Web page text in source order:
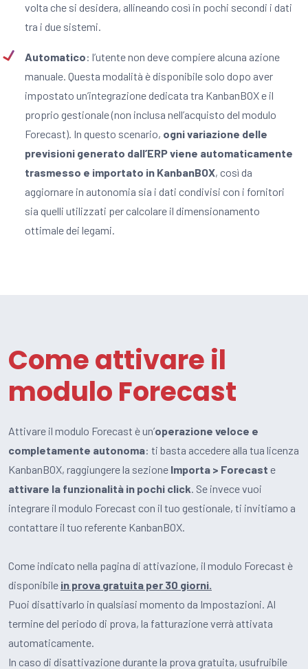
volta che si desidera, allineando così in pochi secondi i dati
tra i due sistemi.
Automatico: l’utente non deve compiere alcuna azione
manuale. Questa modalità è disponibile solo dopo aver
impostato un’integrazione dedicata tra KanbanBOX e il
proprio gestionale (non inclusa nell’acquisto del modulo
Forecast). In questo scenario, ogni variazione delle
previsioni generato dall’ERP viene automaticamente
trasmesso e importato in KanbanBOX, così da
aggiornare in autonomia sia i dati condivisi con i fornitori
sia quelli utilizzati per calcolare il dimensionamento
ottimale dei legami.
Come attivare il
modulo Forecast
Attivare il modulo Forecast è un’operazione veloce e
completamente autonoma: ti basta accedere alla tua licenza
KanbanBOX, raggiungere la sezione Importa > Forecast e
attivare la funzionalità in pochi click. Se invece vuoi
integrare il modulo Forecast con il tuo gestionale, ti invitiamo a
contattare il tuo referente KanbanBOX.
Come indicato nella pagina di attivazione, il modulo Forecast è
disponibile in prova gratuita per 30 giorni.
Puoi disattivarlo in qualsiasi momento da Impostazioni. Al
termine del periodo di prova, la fatturazione verrà attivata
automaticamente.
In caso di disattivazione durante la prova gratuita, usufruibile